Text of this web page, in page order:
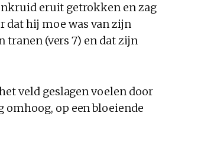
eruit getrokken en zag
dat hij moe was van zijn
tranen (vers 7) en dat zijn
veld geslagen voelen door
omhoog, op een bloeiende